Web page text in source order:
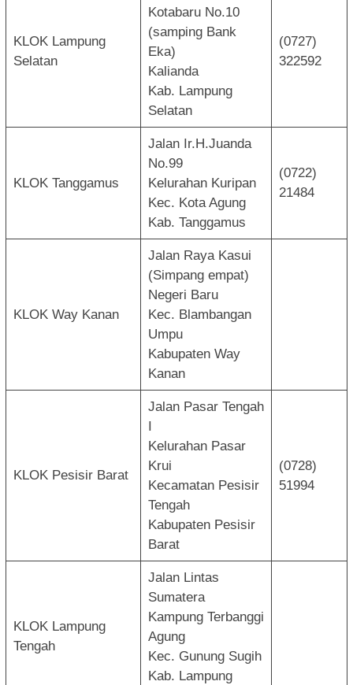
KLOK Lampung
Selatan
Kotabaru No.10
(samping Bank
Eka)
Kalianda
Kab. Lampung
Selatan
(0727)
322592
KLOK Tanggamus
Jalan Ir.H.Juanda
No.99
Kelurahan Kuripan
Kec. Kota Agung
Kab. Tanggamus
(0722)
21484
KLOK Way Kanan
Jalan Raya Kasui
(Simpang empat)
Negeri Baru
Kec. Blambangan
Umpu
Kabupaten Way
Kanan
KLOK Pesisir Barat
Jalan Pasar Tengah
Kelurahan Pasar
Krui
Kecamatan Pesisir
Tengah
Kabupaten Pesisir
Barat
(0728)
51994
KLOK Lampung
Tengah
Jalan Lintas
Sumatera
Kampung Terbanggi
Agung
Kec. Gunung Sugih
Kab. Lampung